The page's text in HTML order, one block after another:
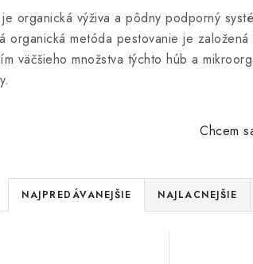
je organická výživa a pôdny podporný
organická metóda pestovanie je založená
väčšieho množstva týchto húb a
Chcem
R
a
NAJPREDÁVANEJŠIE NAJLACNEJŠIE